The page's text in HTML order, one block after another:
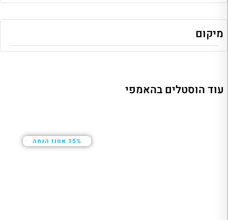
מיקום
עוד הוסטלים בהאמפי
15% אחוז הנחה